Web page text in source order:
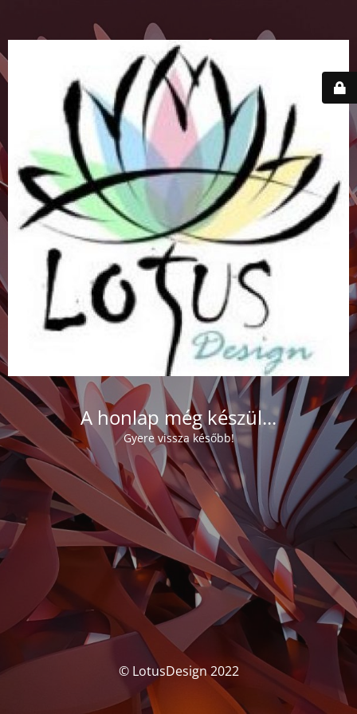
A honlap még készül...
Gyere vissza később!
© LotusDesign 2022